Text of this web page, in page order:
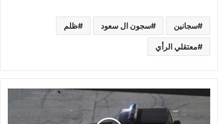
سجانين سجون ال سعود ظلم
معتقلي الرأي